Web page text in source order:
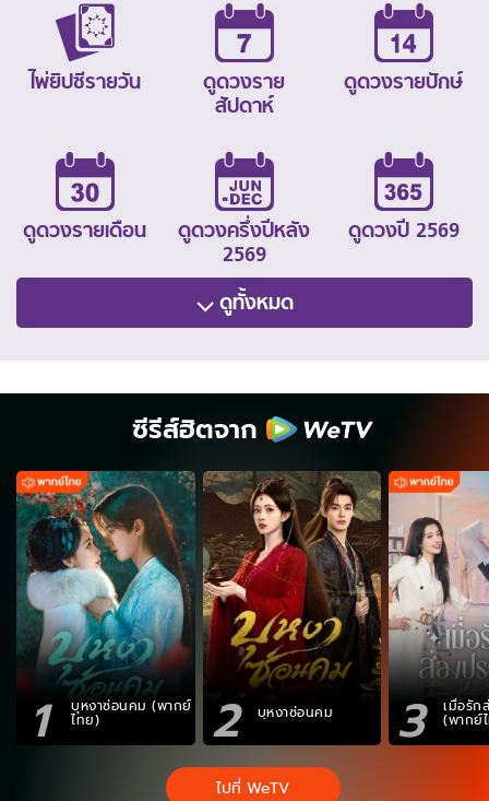
ไพ่ยิปซีรายวัน
ดูดวงราย
สัปดาห์
ดูดวงรายปักษ์
ดูดวงรายเดือน
ดูดวงครึ่งปีหลัง
2569
ดูดวงปี 2569
ดูทั้งหมด
ซีรีส์ฮิตจาก
1 บุหงาซ่อนคม (พากย์
ไทย) 2 บุหงาซ่อนคม 3 เมื่อรัก
(พากย์
ไปที่ WeTV